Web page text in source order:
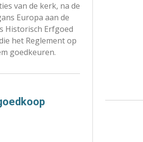
van de kerk, na de
Europa aan de
Historisch Erfgoed
het Reglement op
goedkeuren.